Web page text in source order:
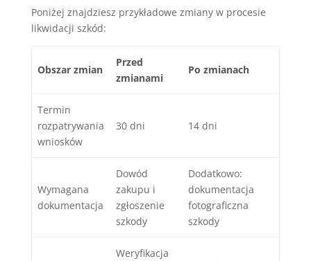
Poniżej znajdziesz przykładowe zmiany w procesie
likwidacji szkód:
Obszar zmian
Przed
zmianami
Po zmianach
Termin
rozpatrywania
wniosków
30 dni 14 dni
Wymagana
dokumentacja
Dowód
zakupu i
zgłoszenie
szkody
Dodatkowo:
dokumentacja
fotograficzna
szkody
Weryfikacja